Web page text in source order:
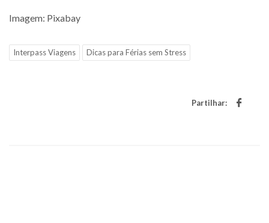
Imagem: Pixabay
Interpass Viagens Dicas para Férias sem Stress
Partilhar: